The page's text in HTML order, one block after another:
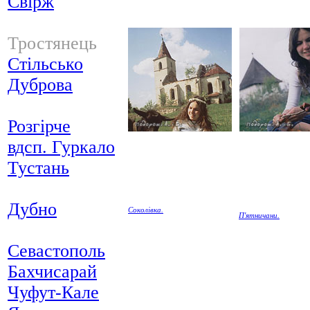
Тростянець
Стільсько
Дуброва
Розгірче
вдсп. Гуркало
Тустань
Дубно
Севастополь
Бахчисарай
Чуфут-Кале
Соколівка.
П'ятничани.